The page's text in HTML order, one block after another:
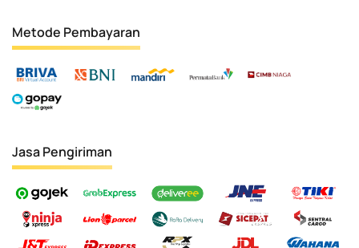
Metode Pembayaran
Jasa Pengiriman